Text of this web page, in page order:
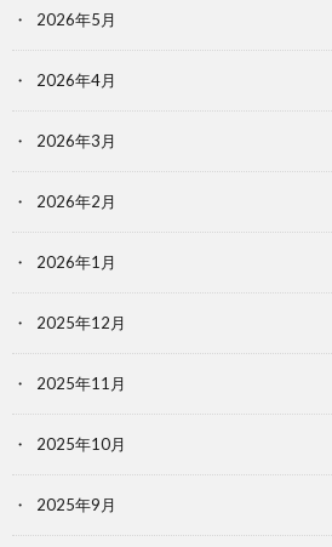
2026年5月
2026年4月
2026年3月
2026年2月
2026年1月
2025年12月
2025年11月
2025年10月
2025年9月